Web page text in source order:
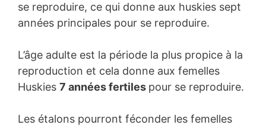
se reproduire, ce qui donne aux huskies sept
années principales pour se reproduire.
L’âge adulte est la période la plus propice à la
reproduction et cela donne aux femelles
Huskies 7 années fertiles pour se reproduire.
Les étalons pourront féconder les femelles